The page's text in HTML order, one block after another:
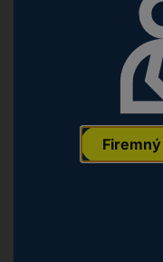
Počítače
Digitus
1 U sivá,
4016032441625